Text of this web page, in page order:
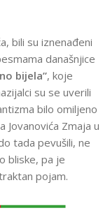
bili su iznenađeni
današnjice
bijela”, koje
su se uverili
bilo omiljeno
Jovanovića Zmaja u
tada pevušili, ne
bliske, pa je
pojam.